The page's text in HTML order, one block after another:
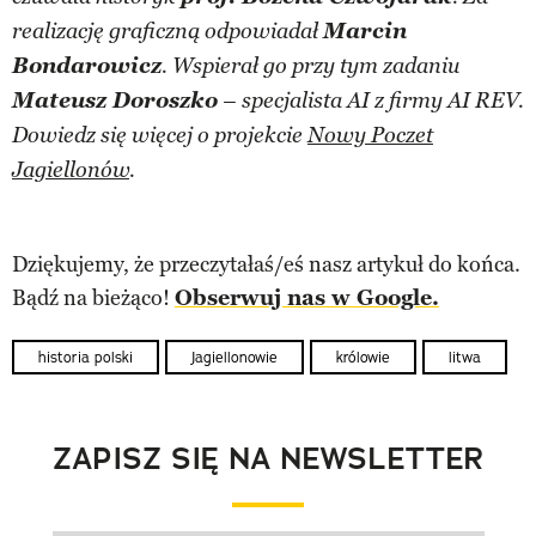
realizację graficzną odpowiadałMarcin
Bondarowicz. Wspierał go przy tym zadaniu
Mateusz Doroszko – specjalista AI z firmy AI REV.
Dowiedz się więcej o projekcieNowy Poczet
Jagiellonów.
Dziękujemy, że przeczytałaś/eś nasz artykuł do końca.
Bądź na bieżąco! Obserwuj nas w Google.
historia polski Jagiellonowie królowie litwa
ZAPISZ SIĘ NA NEWSLETTER